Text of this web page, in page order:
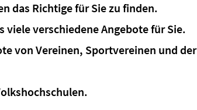
das Richtige für Sie zu finden.
viele verschiedene Angebote für Sie.
von Vereinen, Sportvereinen und der